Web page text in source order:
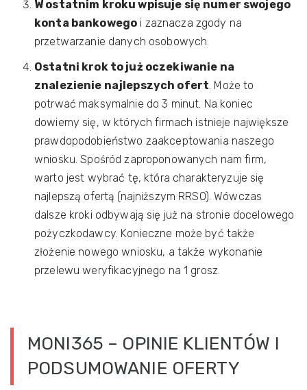
W ostatnim kroku wpisuje się numer swojego
konta bankowego i zaznacza zgody na
przetwarzanie danych osobowych.
Ostatni krok to już oczekiwanie na
znalezienie najlepszych ofert. Może to
potrwać maksymalnie do 3 minut. Na koniec
dowiemy się, w których firmach istnieje największe
prawdopodobieństwo zaakceptowania naszego
wniosku. Spośród zaproponowanych nam firm,
warto jest wybrać tę, która charakteryzuje się
najlepszą ofertą (najniższym RRSO). Wówczas
dalsze kroki odbywają się już na stronie docelowego
pożyczkodawcy. Konieczne może być także
złożenie nowego wniosku, a także wykonanie
przelewu weryfikacyjnego na 1 grosz.
MONI365 – OPINIE KLIENTÓW I
PODSUMOWANIE OFERTY